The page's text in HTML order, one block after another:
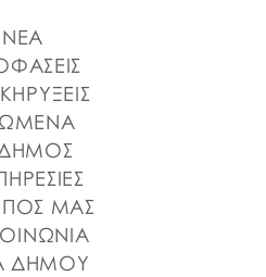
και Βορείων
της Περιφέρειας
Ο.Π.Α.ΣΤ.Ε, του Οργανισμού
Επιμελητηρίου Εύβοιας.
με την
ΝΕΑ
ΜΑΣ
ΔΗΜΟΥ